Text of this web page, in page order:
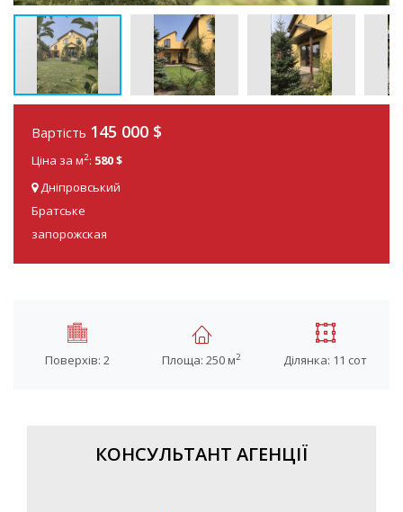
Вартість 145 000 $
Ціна за м2: 580 $
Дніпровський
Братське
запорожская
Поверхів: 2 Площа: 250 м2 Ділянка: 11 сот
КОНСУЛЬТАНТ АГЕНЦІЇ